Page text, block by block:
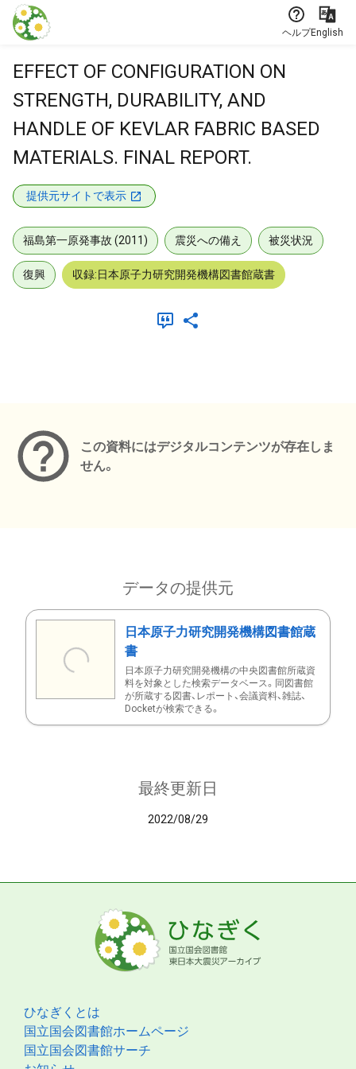
本文に飛ぶ
ヘルプEnglish
EFFECT OF CONFIGURATION ON
STRENGTH, DURABILITY, AND
HANDLE OF KEVLAR FABRIC BASED
MATERIALS. FINAL REPORT.
提供元サイトで表示
福島第一原発事故 (2011) 震災への備え 被災状況
復興 収録:日本原子力研究開発機構図書館蔵書
この資料にはデジタルコンテンツが存在しま
せん。
データの提供元
日本原子力研究開発機構図書館蔵
書
日本原子力研究開発機構の中央図書館所蔵資
料を対象とした検索データベース。同図書館
が所蔵する図書、レポート、会議資料、雑誌、
Docketが検索できる。
最終更新日
2022/08/29
ひなぎくとは
国立国会図書館ホームページ
国立国会図書館サーチ